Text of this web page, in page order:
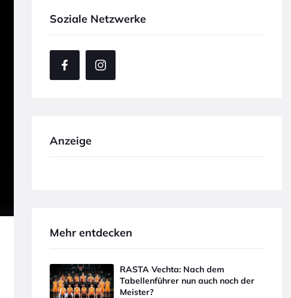
Soziale Netzwerke
Anzeige
Mehr entdecken
RASTA Vechta: Nach dem
Tabellenführer nun auch noch der
Meister?